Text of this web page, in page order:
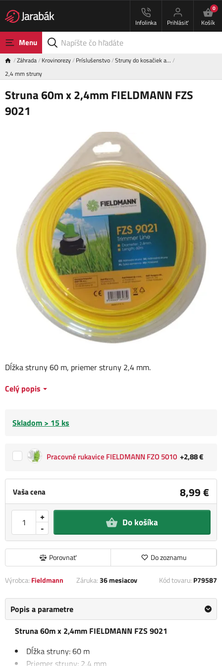
Infolinka Prihlásiť
0
Košík
Menu
Záhrada Krovinorezy Príslušenstvo Struny do kosačiek a…
2,4 mm struny
Struna 60m x 2,4mm FIELDMANN FZS
9021
Vaša cena 8,99 €
-
+ Do košíka
Porovnať Do zoznamu
Dĺžka struny 60 m, priemer struny 2,4 mm.
Celý popis
Skladom > 15 ks
Pracovné rukavice FIELDMANN FZO 5010 +2,88 €
Výrobca: Fieldmann Záruka:36 mesiacov Kód tovaru: P79587
Popis a parametre
Struna 60m x 2,4mm FIELDMANN FZS 9021
Dĺžka struny: 60 m
Priemer struny: 2,4 mm